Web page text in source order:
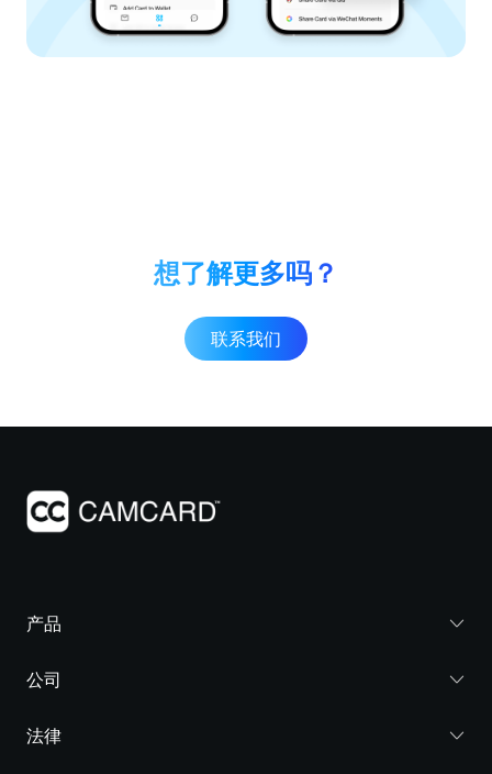
想了解更多吗？
联系我们
产品
公司
法律